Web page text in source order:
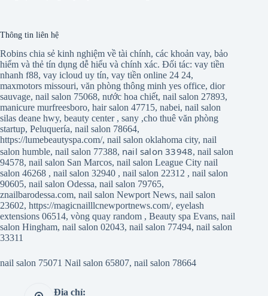
Thông tin liên hệ
Robins chia sẻ kinh nghiệm về tài chính, các khoản vay, bảo
hiểm và thẻ tín dụng dễ hiểu và chính xác. Đối tác: vay tiền
nhanh f88, vay icloud uy tín, vay tiền online 24 24,
maxmotors missouri, văn phòng thông minh yes office, dior
sauvage, nail salon 75068, nước hoa chiết, nail salon 27893,
manicure murfreesboro, hair salon 47715, nabei, nail salon
silas deane hwy, beauty center, sany ,cho thuê văn phòng
startup, Peluquería, nail salon 78664,
https://lumebeautyspa.com/, nail salon oklahoma city, nail
salon humble, nail salon 77388, nail salon 33948,nail salon
94578, nail salon San Marcos, nail salon League City nail
salon 46268 , nail salon 32940 , nail salon 22312 , nail salon
90605, nail salon Odessa, nail salon 79765,
znailbarodessa.com, nail salon Newport News, nail salon
23602, https://magicnailllcnewportnews.com/, eyelash
extensions 06514, vòng quay random , Beauty spa Evans, nail
salon Hingham, nail salon 02043, nail salon 77494, nail salon
33311
nail salon 75071 Nail salon 65807, nail salon 78664
Địa chỉ: